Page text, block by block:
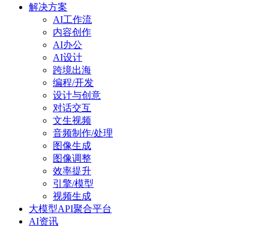
解决方案
AI工作流
内容创作
AI办公
AI设计
跨境出海
编程/开发
设计与创意
对话交互
文生视频
音频制作/处理
图像生成
图像调整
效率提升
引擎/模型
视频生成
大模型API聚合平台
AI资讯